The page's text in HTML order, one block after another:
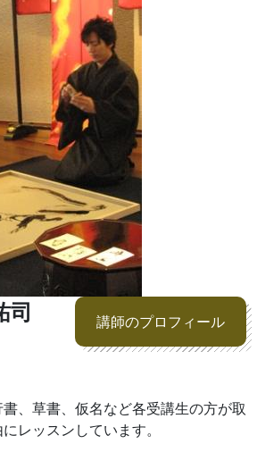
講師のプロフィール
、草書、仮名など各受講生の方が取
レッスンしています。